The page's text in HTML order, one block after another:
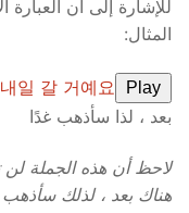
للإشارة إلى أن
المثال:
Play
일 갈 거예요
بعد ، لذا سأذهب غدًا
لاحظ أن هذه الجملة
هناك بعد ، لذلك سأذهب